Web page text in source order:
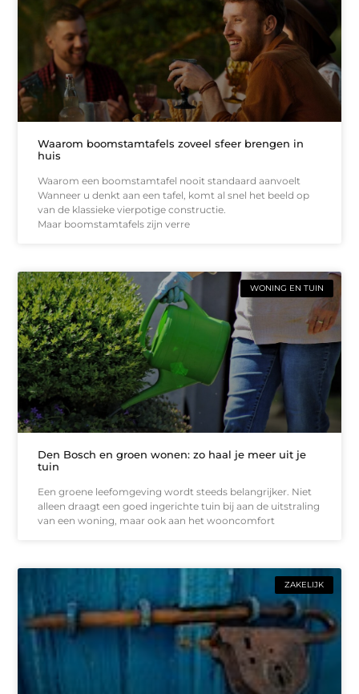
Waarom boomstamtafels zoveel sfeer brengen in
huis
Waarom een boomstamtafel nooit standaard aanvoelt
Wanneer u denkt aan een tafel, komt al snel het beeld op
van de klassieke vierpotige constructie.
Maar boomstamtafels zijn verre
WONING EN TUIN
Den Bosch en groen wonen: zo haal je meer uit je
tuin
Een groene leefomgeving wordt steeds belangrijker. Niet
alleen draagt een goed ingerichte tuin bij aan de uitstraling
van een woning, maar ook aan het wooncomfort
ZAKELIJK